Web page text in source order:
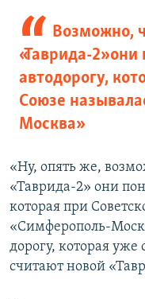
Возможно,
«Таврида-2»
автодорогу,
Союзе
Москва»
«Ну, опять же,
«Таврида-2» они
которая при
«Симферополь-
дорогу, которая уже
считают новой